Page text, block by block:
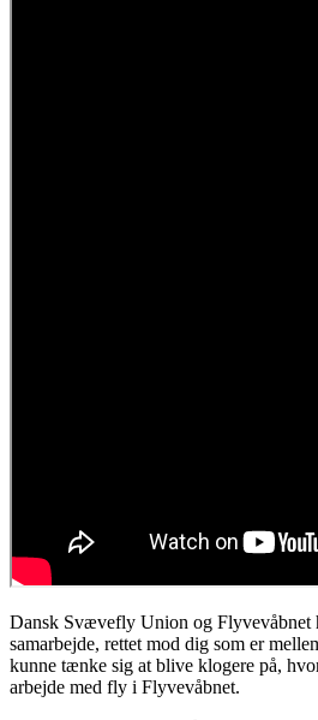
Dansk Svævefly Union og Flyvevåbnet
samarbejde, rettet mod dig som er
kunne tænke sig at blive klogere på,
arbejde med fly i Flyvevåbnet.